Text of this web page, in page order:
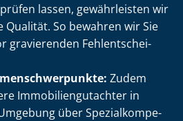
lassen, gewährleisten wir
Qualität. So bewahren wir Sie
gravierenden Fehl­ent­schei­
Zudem
Im­mo­bi­li­en­gut­ach­ter in
über Spe­zi­al­kom­pe­